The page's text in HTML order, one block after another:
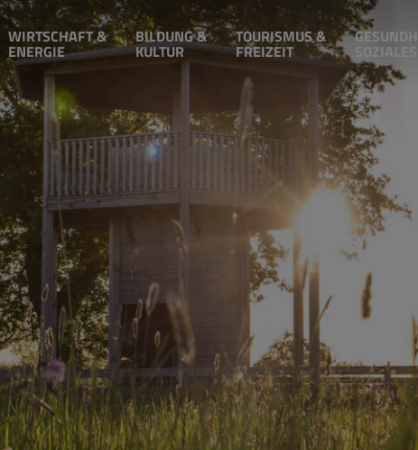
WIRTSCHAFT &
ENERGIE
BILDUNG &
KULTUR
TOURISMUS &
FREIZEIT SOZIALES